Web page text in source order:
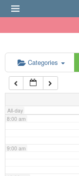
Categories
All-day
6:00 am
7:00 am
8:00 am
9:00 am